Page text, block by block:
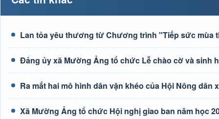
Lan tỏa yêu thương từ Chương trình "Tiếp sức mùa
Đảng ủy xã Mường Ảng tổ chức Lễ chào cờ và sinh
Ra mắt hai mô hình dân vận khéo của Hội Nông dân
Xã Mường Ảng tổ chức Hội nghị giao ban năm học